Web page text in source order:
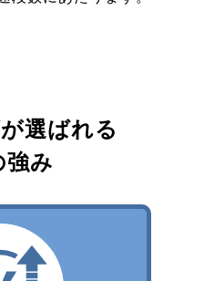
選ばれる
強み